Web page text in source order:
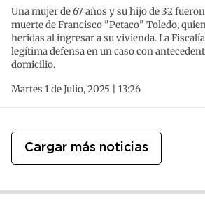
Una mujer de 67 años y su hijo de 32
muerte de Francisco "Petaco" Toledo,
heridas al ingresar a su vivienda. La
legítima defensa en un caso con
domicilio.
Martes 1 de Julio, 2025 | 13:26
Cargar más noticias